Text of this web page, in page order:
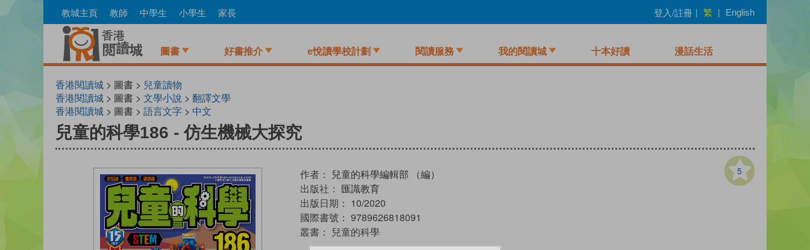
to
教城主頁 教師 中學生 小學生 家長 登入/註冊 | 繁 | English
圖書 好書推介 e悅讀學校計劃 閱讀服務 我的閱讀城 十本好讀 漫話生活
香港閱讀城 > 圖書 > 兒童讀物
香港閱讀城 > 圖書 > 文學小說 > 翻譯文學
香港閱讀城 > 圖書 > 語言文字 > 中文
兒童的科學186 - 仿生機械大探究
5
作者： 兒童的科學編輯部 （編）
出版社： 匯識教育
出版日期： 10/2020
國際書號： 9789626818091
叢書： 兒童的科學